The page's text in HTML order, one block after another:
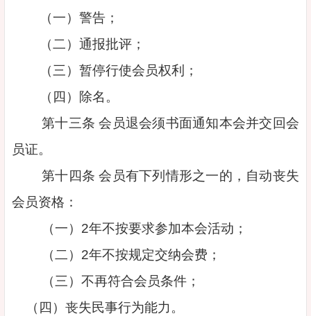
（一）警告；
（二）通报批评；
（三）暂停行使会员权利；
（四）除名。
第十三条 会员退会须书面通知本会并交回会
员证。
第十四条 会员有下列情形之一的，自动丧失
会员资格：
（一）2年不按要求参加本会活动；
（二）2年不按规定交纳会费；
（三）不再符合会员条件；
（四）丧失民事行为能力。